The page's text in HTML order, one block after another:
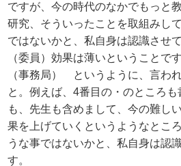
ですが、今の時代のなかでもっと
研究、そういったことを取組みし
ではないかと、私自身は認識させ
（委員）効果は薄いということです
（事務局） というように、言わ
と。例えば、4番目の・のところ
も、先生も含めまして、今の難し
果を上げていくというようなとこ
うな事ではないかと、私自身は認
す。